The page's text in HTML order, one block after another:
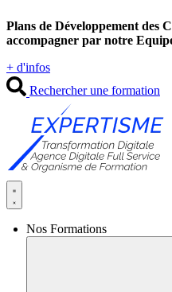
au
contenu
Plans de Développement des
accompagner par notre
+ d'infos
Rechercher une formation
Nos Formations